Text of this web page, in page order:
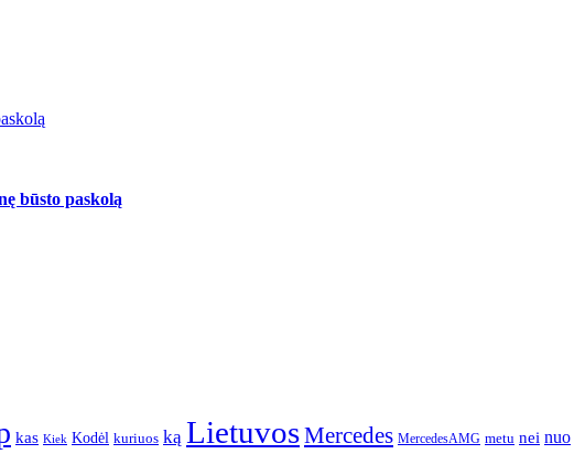
būsto paskolą
kas Kiek Kodėl kuriuos ką LietuvosMercedes MercedesAMG metu nei nuo